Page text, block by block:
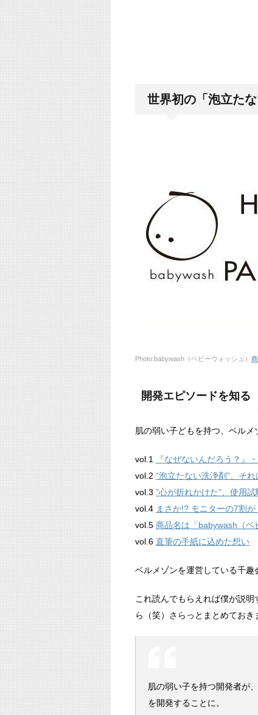
世界初の「泡立た
Photo:babywash（ベビーウォッシュ）
開発エピソードを知る
肌の弱い子どもを持つ、ベルメ
vol.1
『なぜないんだろう？』
vol.2 “泡立たない洗浄剤”、そ
vol.3 ”心が折れかけた”、使用
vol.4 まさか!? モニターの7割
vol.5 商品名は「babywash（ベ
vol.6 直筆の手紙に込めた想い
ベルメゾンを運営している千趣
これ読んでもらえれば僕が説
ら（笑）さらっとまとめておき
肌の弱い子を持つ開発者が
を開発することに。